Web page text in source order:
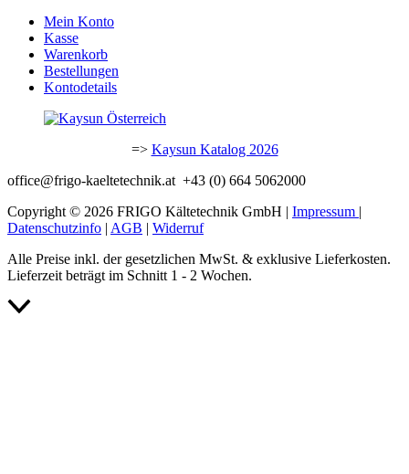
Mein Konto
Kasse
Warenkorb
Bestellungen
Kontodetails
=> Kaysun Katalog 2026
office@frigo-kaeltetechnik.at +43 (0) 664 5062000
Copyright © 2026 FRIGO Kältetechnik GmbH | Impressum
Datenschutzinfo AGB
Widerruf
Alle Preise inkl. der gesetzlichen MwSt. & exklusive Lieferkosten.
Lieferzeit beträgt im Schnitt 1 - 2 Wochen.
Nach